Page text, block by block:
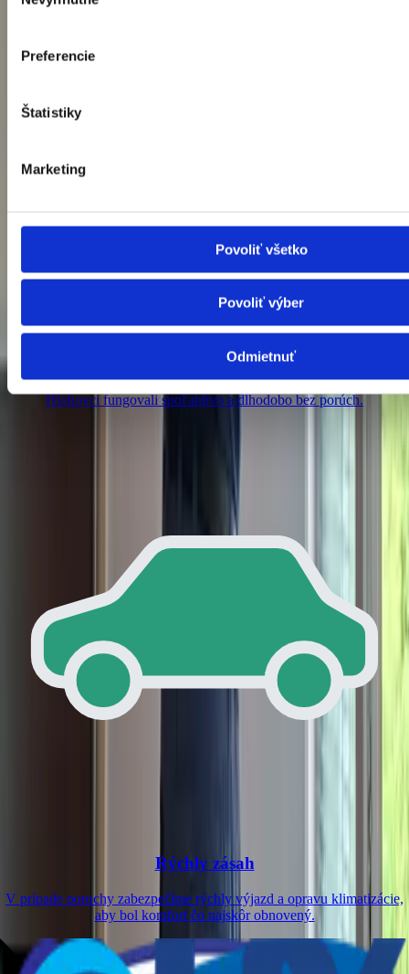
Preferencie
Štatistiky
Marketing
Povoliť všetko
Povoliť výber
Odmietnuť
Servis a údržba
Postaráme sa o pravidelný servis a čistenie, aby klimatizácie v
Hlohovci fungovali spoľahlivo a dlhodobo bez porúch.
Rýchly zásah
V prípade poruchy zabezpečíme rýchly výjazd a opravu klimatizácie,
aby bol komfort čo najskôr obnovený.